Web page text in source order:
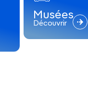
Musées
Découvrir